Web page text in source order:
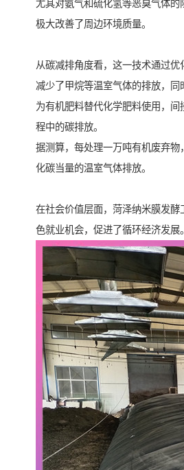
尤其对氨气和硫化氢等恶臭气体的
极大改善了周边环境质量。
从碳减排角度看，这一技术通过优
减少了甲烷等温室气体的排放，同
为有机肥料替代化学肥料使用，间
程中的碳排放。
据测算，每处理一万吨有机废弃物
化碳当量的温室气体排放。
在社会价值层面，菏泽纳米膜发酵
色就业机会，促进了循环经济发展。